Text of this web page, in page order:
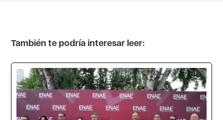
También te podría interesar leer: